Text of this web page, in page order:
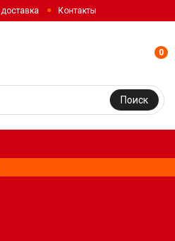
Контакты
Поиск
0